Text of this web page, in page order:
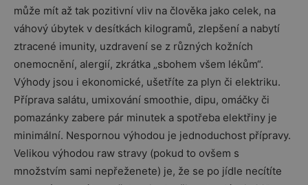
může mít až tak pozitivní vliv na člověka jako celek, na
váhový úbytek v desítkách kilogramů, zlepšení a nabytí
ztracené imunity, uzdravení se z různých kožních
onemocnění, alergií, zkrátka „sbohem všem lékům“.
Výhody jsou i ekonomické, ušetříte za plyn či elektriku.
Příprava salátu, umixování smoothie, dipu, omáčky či
pomazánky zabere pár minutek a spotřeba elektřiny je
minimální. Nespornou výhodou je jednoduchost přípravy.
Velikou výhodou raw stravy (pokud to ovšem s
množstvím sami nepřeženete) je, že se po jídle necítíte